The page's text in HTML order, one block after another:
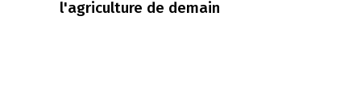
l'agriculture de demain